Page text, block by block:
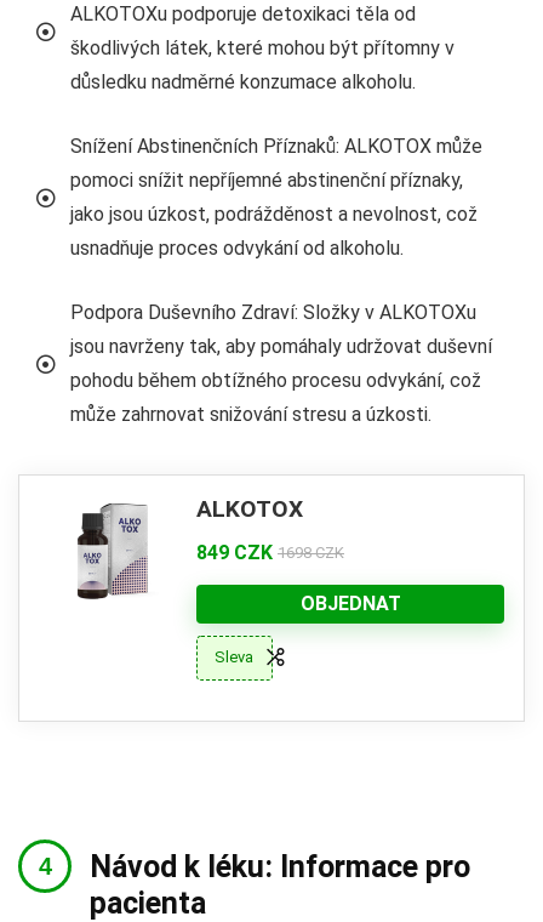
ALKOTOXu podporuje detoxikaci těla od
škodlivých látek, které mohou být přítomny v
důsledku nadměrné konzumace alkoholu.
Snížení Abstinenčních Příznaků: ALKOTOX může
pomoci snížit nepříjemné abstinenční příznaky,
jako jsou úzkost, podrážděnost a nevolnost, což
usnadňuje proces odvykání od alkoholu.
Podpora Duševního Zdraví: Složky v ALKOTOXu
jsou navrženy tak, aby pomáhaly udržovat duševní
pohodu během obtížného procesu odvykání, což
může zahrnovat snižování stresu a úzkosti.
ALKOTOX
849 CZK 1698 CZK
OBJEDNAT
Sleva
Návod k léku: Informace pro
pacienta